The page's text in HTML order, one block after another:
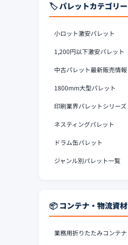
🏷️ パレットカテゴリー
小ロット激安パレット
1,200円以下激安パレット
中古パレット最新販売情報
1800mm大型パレット
印刷業界パレットシリーズ
ネスティングパレット
ドラム缶パレット
ジャンル別パレット一覧
📦 コンテナ・物流資材
業務用折りたたみコンテナ